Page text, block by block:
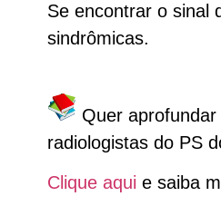
Se encontrar o sinal
sindrômicas.
Quer
radiologistas do PS
Clique aqui e saiba